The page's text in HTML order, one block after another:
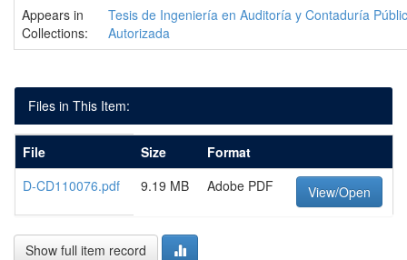
Appears in
Collections:
Tesis de Ingeniería en Auditoría y Contaduría
Autorizada
Files in This Item:
File Size
Format
D-CD110076.pdf
9.19 MB Adobe PDF View/Open
Show full item record